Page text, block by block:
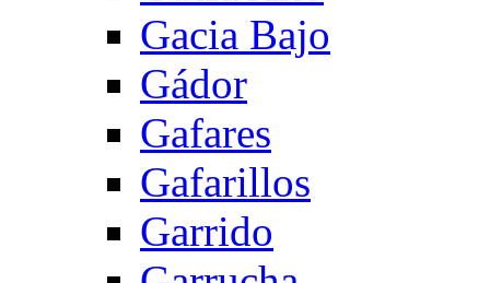
Gacia Bajo
Gádor
Gafares
Gafarillos
Garrido